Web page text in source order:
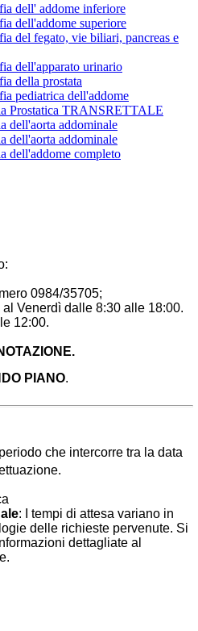
dell' addome inferiore
dell'addome superiore
del fegato, vie biliari, pancreas e
dell'apparato urinario
della prostata
pediatrica dell'addome
Prostatica TRANSRETTALE
dell'aorta addominale
dell'aorta addominale
dell'addome completo
0984/35705;
Venerdì dalle 8:30 alle 18:00.
12:00.
PIANO.
che intercorre tra la data
:
I tempi di attesa variano in
delle richieste pervenute. Si
dettagliate al